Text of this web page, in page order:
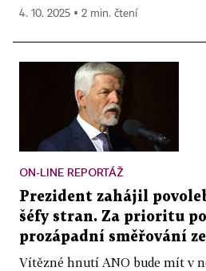
4. 10. 2025 ▪ 2 min. čtení
ON-LINE REPORTÁŽ
Prezident zahájil
šéfy stran. Za prioritu
prozápadní směřování
Vítězné hnutí ANO bude mít v